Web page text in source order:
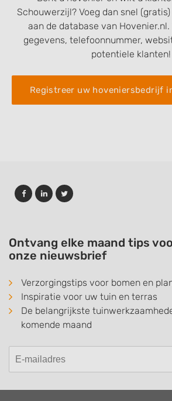
Schouwerzijl? Voeg dan snel
aan de database van Hovenier.nl.
gegevens, telefoonnummer,
potentiele klanten!
Registreer uw hoveniersbedrijf
Ontvang elke maand tips
onze nieuwsbrief
Verzorgingstips voor bomen en
Inspiratie voor uw tuin en terras
De belangrijkste
komende maand